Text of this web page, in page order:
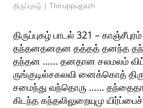
திருப்புகழ் | Thiruppugazh
திருப்புகழ் பாடல் 321 –
தந்தனதனதன தத்தத் தனந்த
தந்தன …… தனதான சலமலம்
ருங்குடில்சகலவி னைக்கொத்
சமைந்து வந்தொரு ……
கிடந்த கந்தலிலுறையுமு